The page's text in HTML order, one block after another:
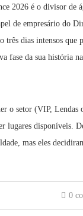
2026 é o divisor de
de empresário do
três dias intensos
fase da sua história
o setor (VIP,
lugares disponíveis.
mas eles
0